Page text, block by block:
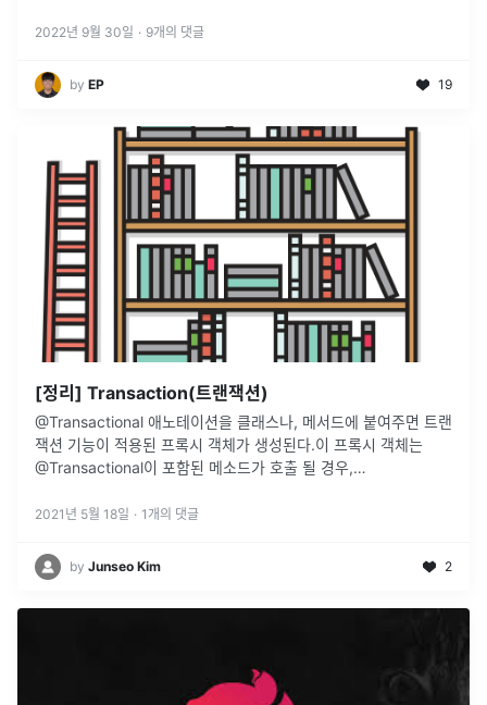
2022년 9월 30일 · 9개의 댓글
by EP 19
[정리] Transaction(트랜잭션)
@Transactional 애노테이션을 클래스나, 메서드에 붙여주면 트랜
잭션 기능이 적용된 프록시 객체가 생성된다.이 프록시 객체는
@Transactional이 포함된 메소드가 호출 될 경우,
2021년 5월 18일 · 1 개의 댓글
by Junseo Kim 2